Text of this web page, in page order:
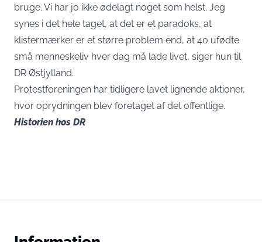
bruge. Vi har jo ikke ødelagt noget som helst. Jeg
synes i det hele taget, at det er et paradoks, at
klistermærker er et større problem end, at 40 ufødte
små menneskeliv hver dag må lade livet, siger hun til
DR Østjylland.
Protestforeningen har tidligere lavet lignende aktioner,
hvor oprydningen blev foretaget af det offentlige.
Historien hos DR